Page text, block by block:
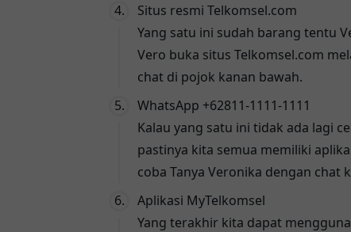
Situs resmi Telkomsel.com
Yang satu ini sudah barang tentu
Vero buka situs Telkomsel.com
chat di pojok kanan bawah.
WhatsApp +62811-1111-1111
Kalau yang satu ini tidak ada lagi
pastinya kita semua memiliki
coba Tanya Veronika dengan chat
Aplikasi MyTelkomsel
Yang terakhir kita dapat